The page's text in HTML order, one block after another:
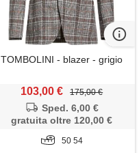
TOMBOLINI - blazer - grigio
103,00 € 175,00 €
Sped. 6,00 €
gratuita oltre 120,00 €
50 54